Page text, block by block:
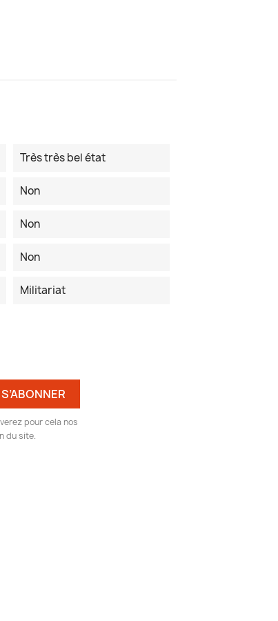
Très très bel état
Non
Non
Non
Militariat
pour cela nos
du site.